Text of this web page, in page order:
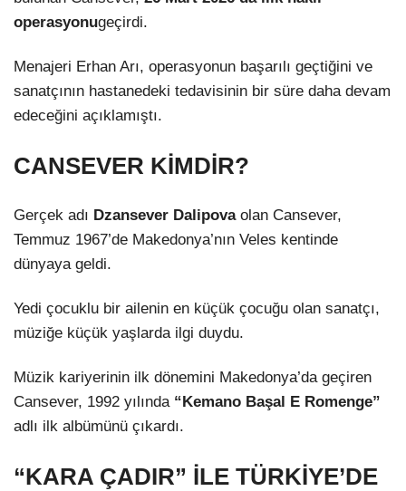
operasyonugeçirdi.
Menajeri Erhan Arı, operasyonun başarılı geçtiğini ve
sanatçının hastanedeki tedavisinin bir süre daha devam
edeceğini açıklamıştı.
CANSEVER KİMDİR?
Gerçek adı Dzansever Dalipovaolan Cansever,
Temmuz 1967’de Makedonya’nın Veles kentinde
dünyaya geldi.
Yedi çocuklu bir ailenin en küçük çocuğu olan sanatçı,
müziğe küçük yaşlarda ilgi duydu.
Müzik kariyerinin ilk dönemini Makedonya’da geçiren
Cansever, 1992 yılında “Kemano Başal E Romenge”
adlı ilk albümünü çıkardı.
“KARA ÇADIR” İLE TÜRKİYE’DE